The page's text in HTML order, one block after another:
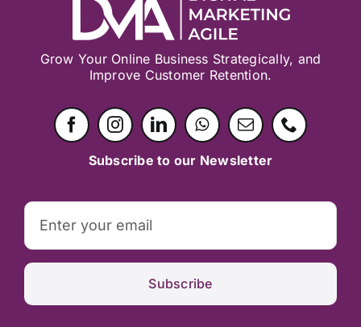
Grow Your Online Business Strategically, and
Improve Customer Retention.
Subscribe to our Newsletter
Subscribe